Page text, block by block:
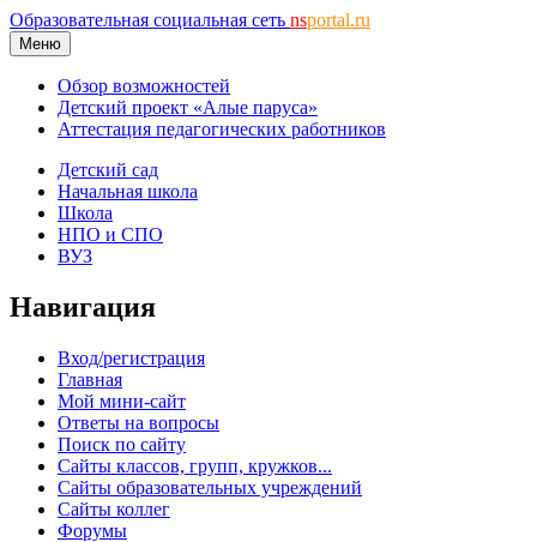
Образовательная социальная сеть nsportal.ru
Меню
Обзор возможностей
Детский проект «Алые паруса»
Аттестация педагогических работников
Детский сад
Начальная школа
Школа
НПО и СПО
ВУЗ
Навигация
Вход/регистрация
Главная
Мой мини-сайт
Ответы на вопросы
Поиск по сайту
Сайты классов, групп, кружков...
Сайты образовательных учреждений
Сайты коллег
Форумы